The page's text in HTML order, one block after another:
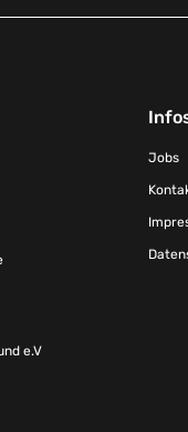
Jobs
e.V